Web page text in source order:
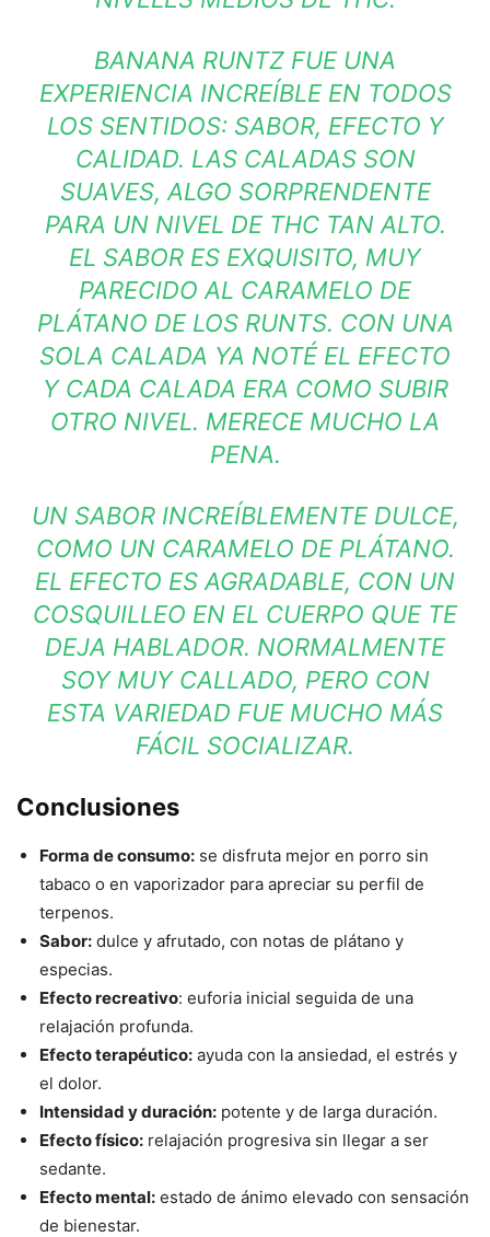
BANANA RUNTZ FUE UNA
EXPERIENCIA INCREÍBLE EN TODOS
LOS SENTIDOS: SABOR, EFECTO Y
CALIDAD. LAS CALADAS SON
SUAVES, ALGO SORPRENDENTE
PARA UN NIVEL DE THC TAN ALTO.
EL SABOR ES EXQUISITO, MUY
PARECIDO AL CARAMELO DE
PLÁTANO DE LOS RUNTS. CON UNA
SOLA CALADA YA NOTÉ EL EFECTO
Y CADA CALADA ERA COMO SUBIR
OTRO NIVEL. MERECE MUCHO LA
PENA.
UN SABOR INCREÍBLEMENTE DULCE,
COMO UN CARAMELO DE PLÁTANO.
EL EFECTO ES AGRADABLE, CON UN
COSQUILLEO EN EL CUERPO QUE TE
DEJA HABLADOR. NORMALMENTE
SOY MUY CALLADO, PERO CON
ESTA VARIEDAD FUE MUCHO MÁS
FÁCIL SOCIALIZAR.
Conclusiones
Forma de consumo: se disfruta mejor en porro sin
tabaco o en vaporizador para apreciar su perfil de
terpenos.
Sabor: dulce y afrutado, con notas de plátano y
especias.
Efecto recreativo: euforia inicial seguida de una
relajación profunda.
Efecto terapéutico: ayuda con la ansiedad, el estrés y
el dolor.
Intensidad y duración: potente y de larga duración.
Efecto físico: relajación progresiva sin llegar a ser
sedante.
Efecto mental: estado de ánimo elevado con sensación
de bienestar.